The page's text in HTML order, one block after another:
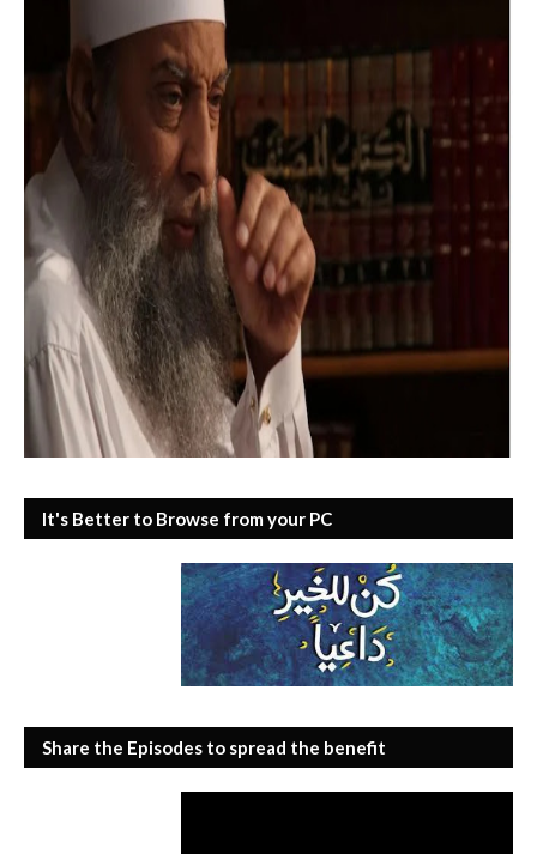
It's Better to Browse from your PC
Share the Episodes to spread the benefit